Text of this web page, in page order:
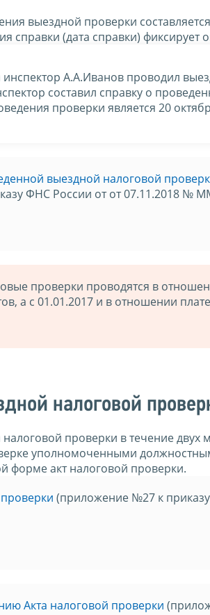
выездной проверки
справки (дата справки)
А.А.Иванов проводил
составил справку о
проверки является 20
выездной налоговой
ФНС России от от 07.11.2018 №
проверки проводятся в
а с 01.01.2017 и в отношении
налоговой
проверки в течение двух
уполномоченными
форме акт налоговой проверки.
(приложение №27 к
Акта налоговой проверки